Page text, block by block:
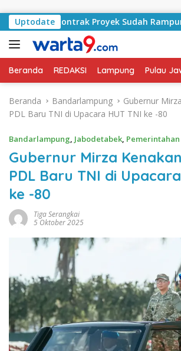
Uptodate
Kontrak Proyek Sudah Rampung
Beranda REDAKSI Lampung Pulau
Beranda Bandarlampung
Gubernur
PDL Baru TNI di Upacara HUT TNI ke -80
Bandarlampung, Jabodetabek, Pemerintahan
Gubernur Mirza
PDL Baru TNI di
ke -80
Tiga Serangkai
5 Oktober 2025